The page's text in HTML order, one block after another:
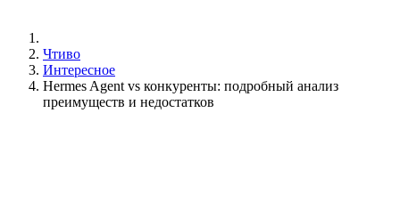
Чтиво
Интересное
Hermes Agent vs конкуренты: подробный анализ
преимуществ и недостатков